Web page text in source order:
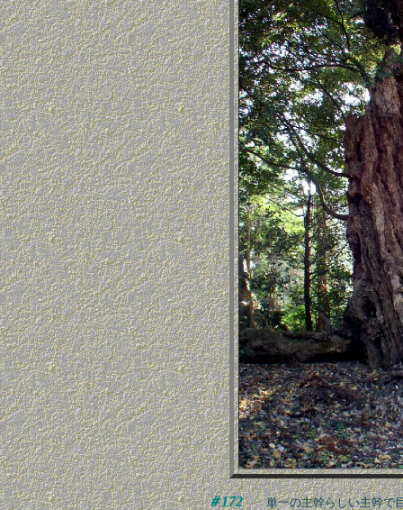
＃172単一の主幹らしい主幹で目